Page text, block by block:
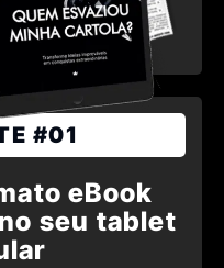
#01
eBook
seu tablet